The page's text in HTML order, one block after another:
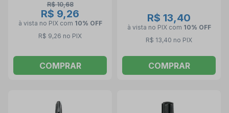
R$ 10,68
R$ 9,26
à vista no PIX com 10% OFF
R$ 9,26 no PIX
COMPRAR
R$ 13,40
à vista no PIX com 10% OFF
R$ 13,40 no PIX
COMPRAR